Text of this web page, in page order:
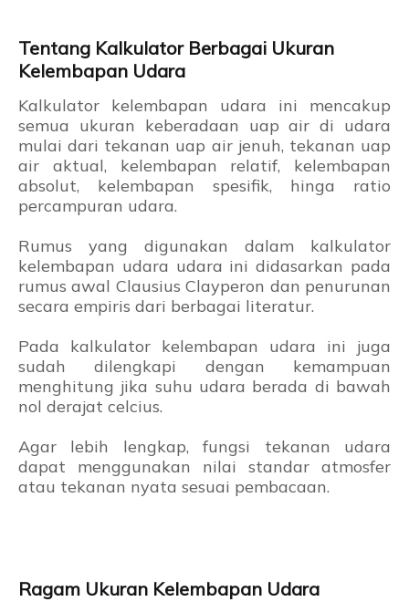
Tentang Kalkulator Berbagai Ukuran
Kelembapan Udara
Kalkulator kelembapan udara ini mencakup
semua ukuran keberadaan uap air di udara
mulai dari tekanan uap air jenuh, tekanan uap
air aktual, kelembapan relatif, kelembapan
absolut, kelembapan spesifik, hinga ratio
percampuran udara.
Rumus yang digunakan dalam kalkulator
kelembapan udara udara ini didasarkan pada
rumus awal Clausius Clayperon dan penurunan
secara empiris dari berbagai literatur.
Pada kalkulator kelembapan udara ini juga
sudah dilengkapi dengan kemampuan
menghitung jika suhu udara berada di bawah
nol derajat celcius.
Agar lebih lengkap, fungsi tekanan udara
dapat menggunakan nilai standar atmosfer
atau tekanan nyata sesuai pembacaan.
Ragam Ukuran Kelembapan Udara